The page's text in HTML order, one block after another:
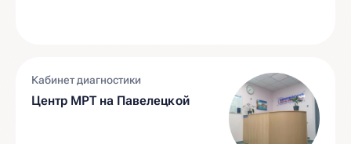
Кабинет диагностики
Центр МРТ на Павелецкой